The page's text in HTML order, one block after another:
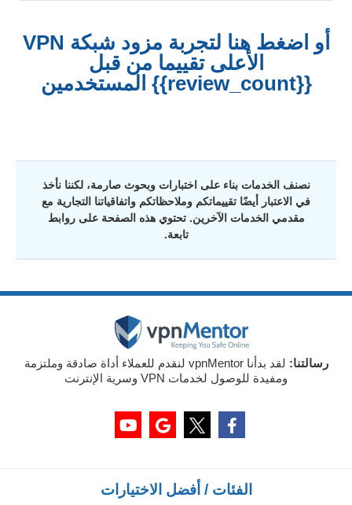
أو اضغط هنا لتجربة مزود شبكة VPN
الأعلى تقييما من قبل
{{review_count}} المستخدمين
نصنف الخدمات بناء على اختبارات وبحوث صارمة، لكننا نأخذ
في الاعتبار أيضًا تقييماتكم وملاحظاتكم واتفاقياتنا التجارية مع
مقدمي الخدمات الآخرين. تحتوي هذه الصفحة على روابط
تابعة.
رسالتنا:
لقد بدأنا vpnMentor لنقدم للعملاء أداة صادقة وملتزمة
ومفيدة للوصول لخدمات VPN وسرية الإنترنت
الفئات / أفضل الاختيارات